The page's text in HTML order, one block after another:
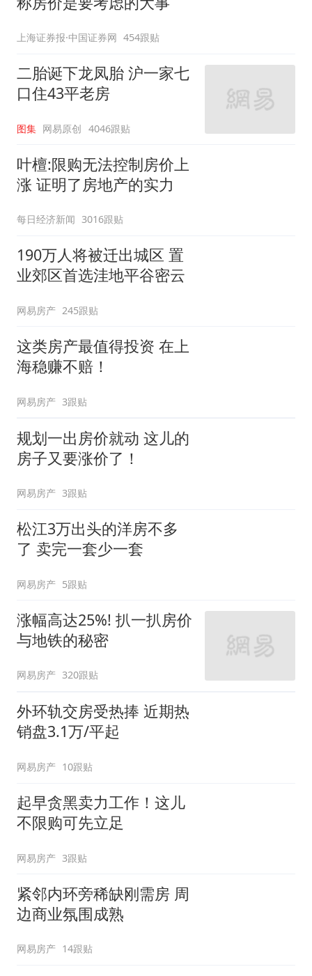
上海证券报·中国证券网 454跟贴
二胎诞下龙凤胎 沪一家七
口住43平老房
图集 网易原创 4046跟贴
叶檀:限购无法控制房价上
涨 证明了房地产的实力
每日经济新闻 3016跟贴
190万人将被迁出城区 置
业郊区首选洼地平谷密云
网易房产 245跟贴
这类房产最值得投资 在上
海稳赚不赔！
网易房产 3跟贴
规划一出房价就动 这儿的
房子又要涨价了！
网易房产 3跟贴
松江3万出头的洋房不多
了 卖完一套少一套
网易房产 5跟贴
涨幅高达25%! 扒一扒房价
与地铁的秘密
网易房产 320跟贴
外环轨交房受热捧 近期热
销盘3.1万/平起
网易房产 10跟贴
起早贪黑卖力工作！这儿
不限购可先立足
网易房产 3跟贴
紧邻内环旁稀缺刚需房 周
边商业氛围成熟
网易房产 14跟贴